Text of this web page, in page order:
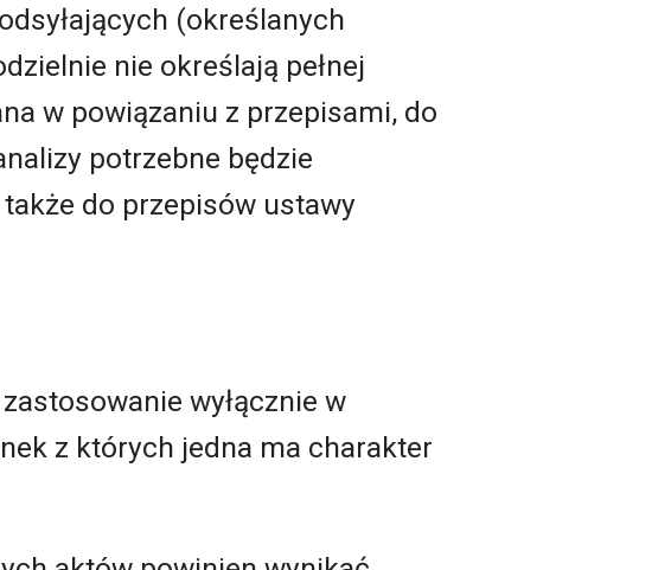
(określanych
nie określają pełnej
w powiązaniu z przepisami, do
potrzebne będzie
do przepisów ustawy
wyłącznie w
z których jedna ma charakter